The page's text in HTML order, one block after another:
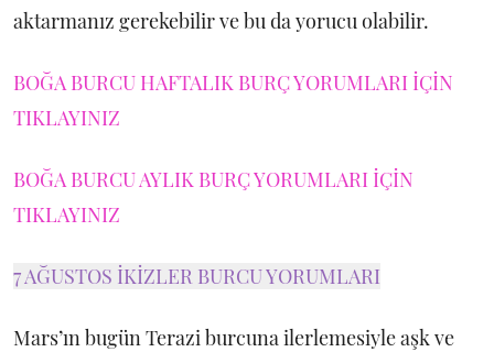
aktarmanız gerekebilir ve bu da yorucu olabilir.
BOĞA BURCU HAFTALIK BURÇ YORUMLARI İÇİN
TIKLAYINIZ
BOĞA BURCU AYLIK BURÇ YORUMLARI İÇİN
TIKLAYINIZ
7 AĞUSTOS İKİZLER BURCU YORUMLARI
Mars’ın bugün Terazi burcuna ilerlemesiyle aşk ve